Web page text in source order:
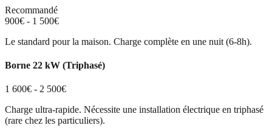
Recommandé
900€ - 1 500€
Le standard pour la maison. Charge complète en une nuit (6-8h).
Borne 22 kW (Triphasé)
1 600€ - 2 500€
Charge ultra-rapide. Nécessite une installation électrique en triphasé
(rare chez les particuliers).